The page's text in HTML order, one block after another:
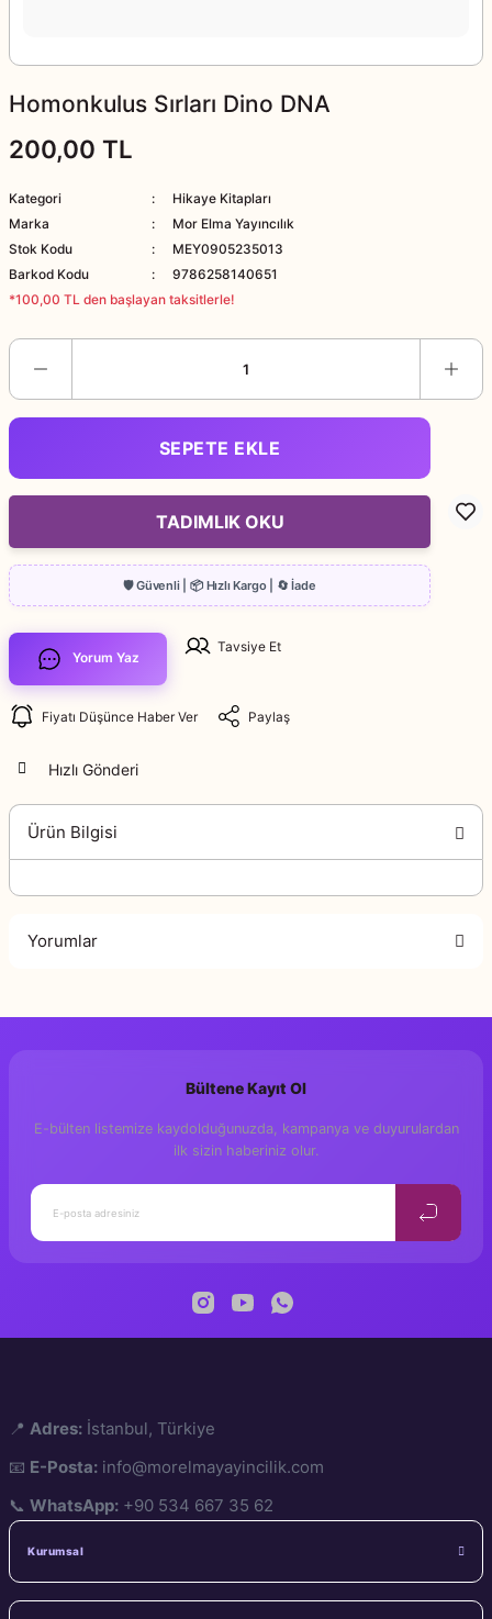
Homonkulus Sırları Dino DNA
200,00 TL
Kategori
Hikaye Kitapları
Marka
Mor Elma Yayıncılık
Stok Kodu
MEY0905235013
Barkod Kodu
9786258140651
*100,00 TL den başlayan taksitlerle!
SEPETE EKLE
TADIMLIK OKU
Yorum Yaz
Tavsiye Et
Fiyatı Düşünce Haber Ver Paylaş
Hızlı Gönderi
Ürün Bilgisi
Yorumlar
Yorum Yaz
Bültene Kayıt Ol
E-bülten listemize kaydolduğunuzda, kampanya ve duyurulardan
ilk sizin haberiniz olur.
📍 Adres: İstanbul, Türkiye
📧 E-Posta: info@morelmayayincilik.com
📞 WhatsApp: +90 534 667 35 62
Kurumsal